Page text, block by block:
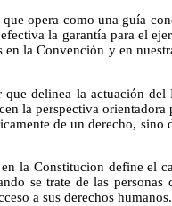
opera como una guía
la garantía para el
en la Convención y en
delinea la actuación del
la perspectiva
de un derecho,
la Constitucion define el
se trate de las
a sus derechos humanos.